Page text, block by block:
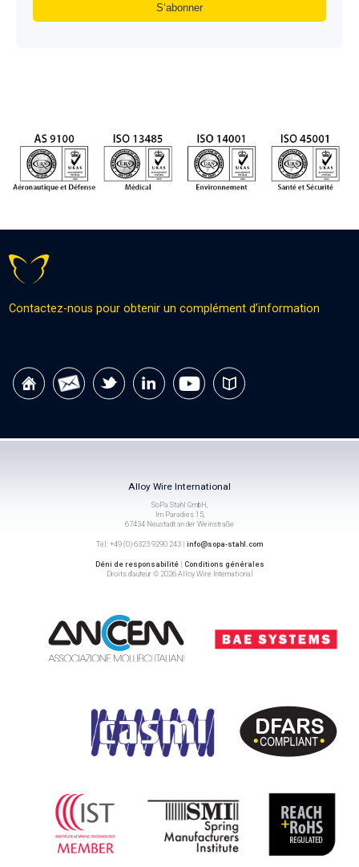
Contactez-nous pour obtenir un complément d’information
Alloy Wire International
SoPa Stahl GmbH,
Im Paradies 15,
67434 Neustadt an der Weinstraße
Tél: +49 (0) 6323 9290 243 | info@sopa-stahl.com
Déni de responsabilité| Conditions générales
Droits d’auteur © 2026 Alloy Wire International